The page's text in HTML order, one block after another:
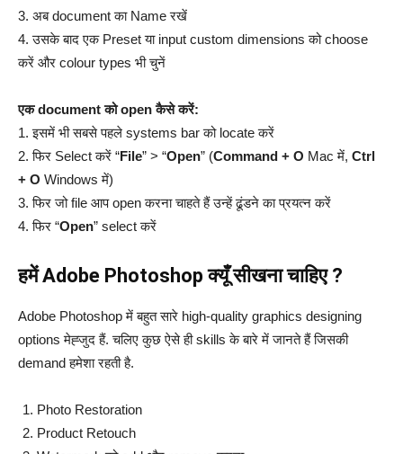
3. अब document का Name रखें
4. उसके बाद एक Preset या input custom dimensions को choose
करें और colour types भी चुनें
एक document को open कैसे करें:
1. इसमें भी सबसे पहले systems bar को locate करें
2. फिर Select करें “File” > “Open” (Command + O Mac में, Ctrl
+ O Windows में)
3. फिर जो file आप open करना चाहते हैं उन्हें ढूंडने का प्रयत्न करें
4. फिर “Open” select करें
हमें Adobe Photoshop क्यूँ सीखना चाहिए ?
Adobe Photoshop में बहुत सारे high-quality graphics designing
options मेह्जुद हैं. चलिए कुछ ऐसे ही skills के बारे में जानते हैं जिसकी
demand हमेशा रहती है.
Photo Restoration
Product Retouch